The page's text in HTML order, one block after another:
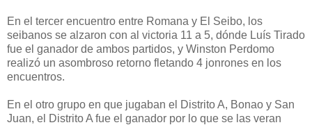
En el tercer encuentro entre Romana y El Seibo, los
seibanos se alzaron con al victoria 11 a 5, dónde Luís Tirado
fue el ganador de ambos partidos, y Winston Perdomo
realizó un asombroso retorno fletando 4 jonrones en los
encuentros.
En el otro grupo en que jugaban el Distrito A, Bonao y San
Juan, el Distrito A fue el ganador por lo que se las veran